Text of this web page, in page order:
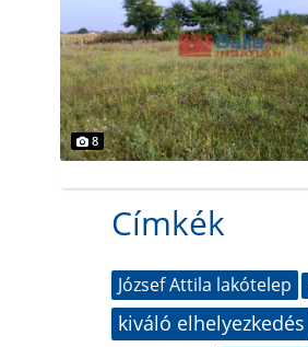
8
Címkék
József Attila lakótelep
kiváló elhelyezkedés